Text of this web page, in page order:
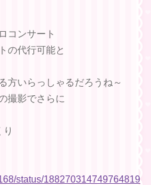
コンサート
の代行可能と
方いらっしゃるだろうね～
撮影でさらに
status/188270314749764819